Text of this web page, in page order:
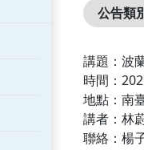
公告類
講題：波
時間：
地點：南
講者：林
聯絡：楊